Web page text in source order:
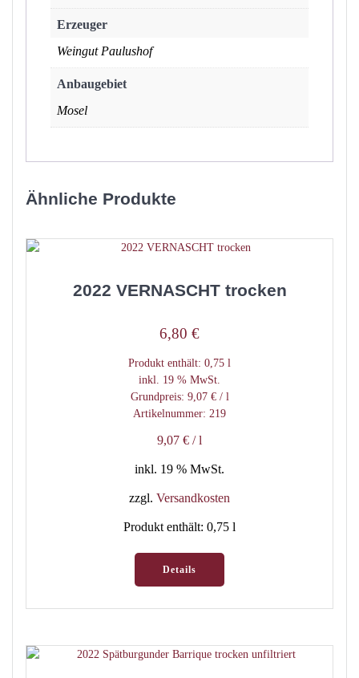
Erzeuger
Weingut Paulushof
Anbaugebiet
Mosel
Ähnliche Produkte
2022 VERNASCHT trocken
6,80 €
Produkt enthält: 0,75 l
inkl. 19 % MwSt.
Grundpreis: 9,07 €/ l
Artikelnummer: 219
9,07 € /l
inkl. 19 % MwSt.
zzgl. Versandkosten
Produkt enthält: 0,75 l
Details